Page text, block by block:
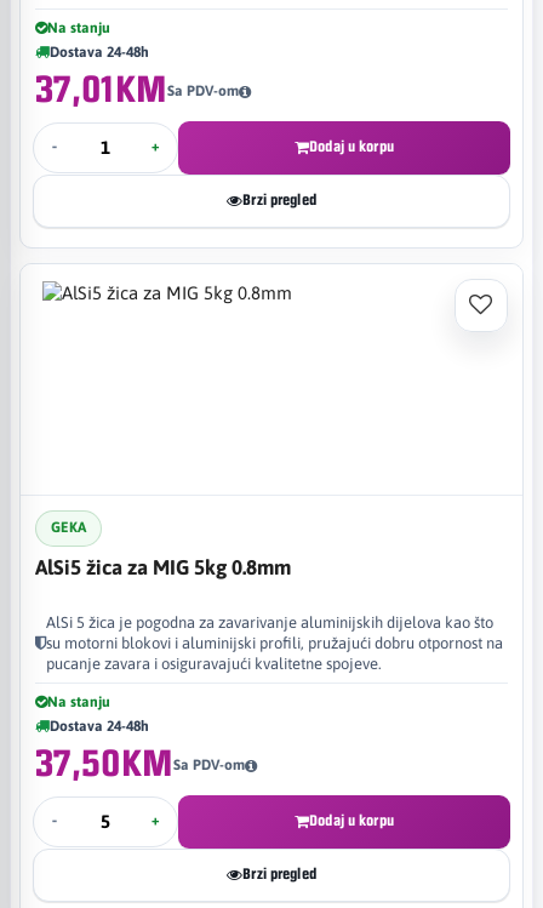
Na stanju
Dostava 24-48h
37,01KMSa PDV-om
- + Dodaj u korpu
Brzi pregled
GEKA
AlSi5 žica za MIG 5kg 0.8mm
AlSi 5 žica je pogodna za zavarivanje aluminijskih dijelova kao što
su motorni blokovi i aluminijski profili, pružajući dobru otpornost na
pucanje zavara i osiguravajući kvalitetne spojeve.
Na stanju
Dostava 24-48h
37,50KMSa PDV-om
- + Dodaj u korpu
Brzi pregled